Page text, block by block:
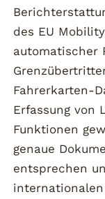
des EU
automatischer
Fahrerkarten-
Erfassung von
Funktionen
genaue
entsprechen